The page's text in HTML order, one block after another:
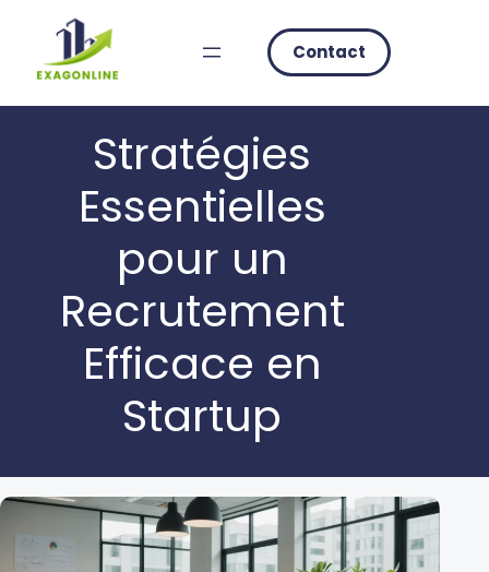
content
Contact
Stratégies
Essentielles
pour un
Recrutement
Efficace en
Startup